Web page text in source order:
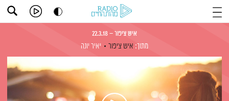
איש ציפור – 22.3.18
מתוך: איש ציפור יאיר יונה